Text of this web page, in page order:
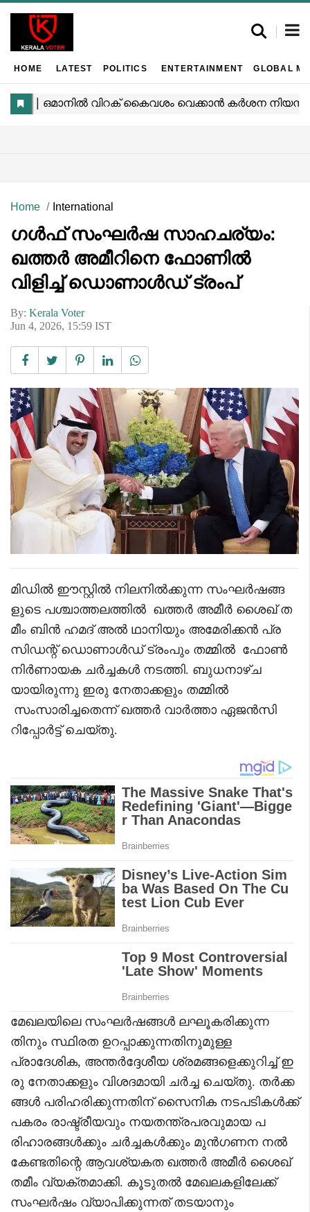
HOME LATEST POLITICS ENTERTAINMENT GLOBAL
Home International
ഗൾഫ് സംഘർഷ സാഹചര്യം:
ഖത്തർ അമീറിനെ ഫോണിൽ
വിളിച്ച് ഡൊണാൾഡ് ട്രംപ്
By: Kerala Voter
Jun 4, 2026, 15:59 IST
മിഡിൽ ഈസ്റ്റിൽ നിലനിൽക്കുന്ന സംഘർഷങ്ങ
ളുടെ പശ്ചാത്തലത്തിൽ ഖത്തർ അമീർ ശൈഖ് ത
മീം ബിൻ ഹമദ് അൽ ഥാനിയും അമേരിക്കൻ പ്ര
സിഡന്റ് ഡൊണാൾഡ് ട്രംപും തമ്മിൽ ഫോൺ
നിർണായക ചർച്ചകൾ നടത്തി. ബുധനാഴ്ച
യായിരുന്നു ഇരു നേതാക്കളും തമ്മിൽ
സംസാരിച്ചതെന്ന് ഖത്തർ വാർത്താ ഏജൻസി
റിപ്പോർട്ട് ചെയ്തു.
മേഖലയിലെ സംഘർഷങ്ങൾ ലഘൂകരിക്കുന്ന
തിനും സ്ഥിരത ഉറപ്പാക്കുന്നതിനുമുള്ള
പ്രാദേശിക, അന്തർദ്ദേശീയ ശ്രമങ്ങളെക്കുറിച്ച് ഇ
രു നേതാക്കളും വിശദമായി ചർച്ച ചെയ്തു. തർക്ക
ങ്ങൾ പരിഹരിക്കുന്നതിന് സൈനിക നടപടികൾക്ക്
പകരം രാഷ്ട്രീയവും നയതന്ത്രപരവുമായ പ
രിഹാരങ്ങൾക്കും ചർച്ചകൾക്കും മുൻഗണന നൽ
കേണ്ടതിന്റെ ആവശ്യകത ഖത്തർ അമീർ ശൈഖ്
തമീം വ്യക്തമാക്കി. കൂടുതൽ മേഖലകളിലേക്ക്
സംഘർഷം വ്യാപിക്കുന്നത് തടയാനും